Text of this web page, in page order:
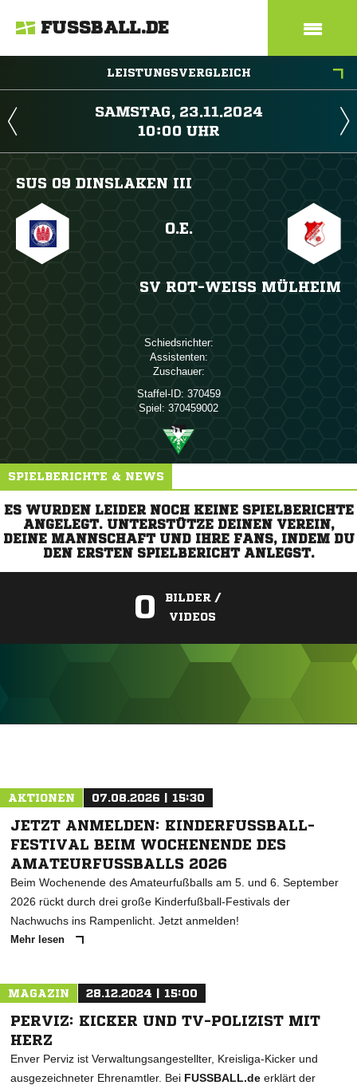
FUSSBALL.DE
LEISTUNGSVERGLEICH
 
 
SUS 09 DINSLAKEN III
O.E.
SV ROT-WEISS MÜLHEIM
Schiedsrichter:
Assistenten:
Zuschauer:
Staffel-ID: 370459
Spiel: 370459002
SPIELBERICHTE & NEWS
ES WURDEN LEIDER NOCH KEINE SPIELBERICHTE
ANGELEGT. UNTERSTÜTZE DEINEN VEREIN,
DEINE MANNSCHAFT UND IHRE FANS, INDEM DU
DEN ERSTEN SPIELBERICHT ANLEGST.
0
BILDER /
VIDEOS
AKTIONEN 07.08.2026 | 15:30
JETZT ANMELDEN: KINDERFUSSBALL-F
ESTIVAL BEIM WOCHENENDE DES A
MATEURFUSSBALLS 2026
Beim Wochenende des Amateurfußballs am 5. und 6. September
2026 rückt durch drei große Kinderfußball-Festivals der
Nachwuchs ins Rampenlicht. Jetzt anmelden!
Mehr lesen
MAGAZIN 28.12.2024 | 15:00
PERVIZ: KICKER UND TV-POLIZIST MIT
HERZ
Enver Perviz ist Verwaltungsangestellter, Kreisliga-Kicker und
ausgezeichneter Ehrenamtler. Bei FUSSBALL.de erklärt der